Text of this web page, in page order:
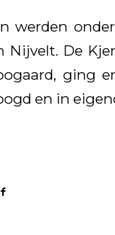
werden
Nijvelt. De
ging
en in